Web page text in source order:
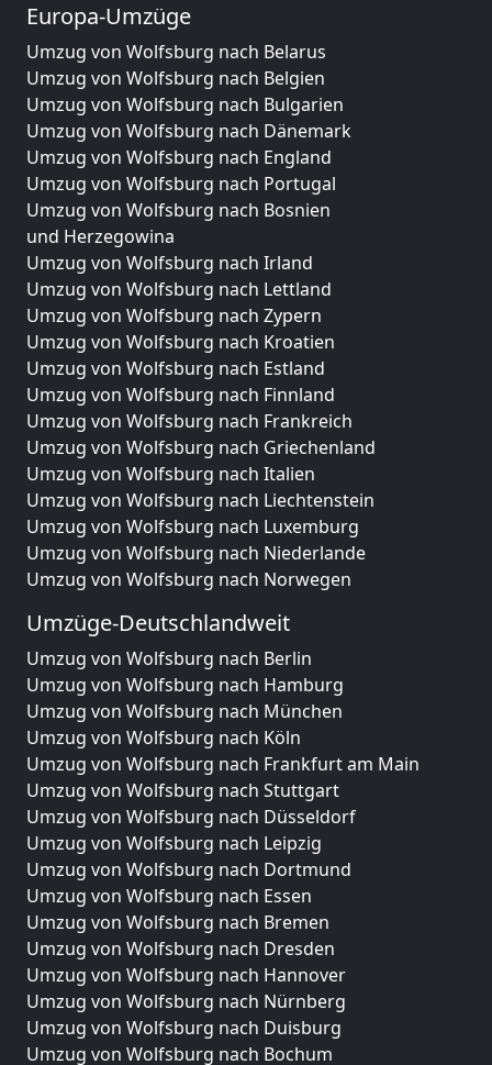
Europa-Umzüge
Umzug von Wolfsburg nach Belarus
Umzug von Wolfsburg nach Belgien
Umzug von Wolfsburg nach Bulgarien
Umzug von Wolfsburg nach Dänemark
Umzug von Wolfsburg nach England
Umzug von Wolfsburg nach Portugal
Umzug von Wolfsburg nach Bosnien
und Herzegowina
Umzug von Wolfsburg nach Irland
Umzug von Wolfsburg nach Lettland
Umzug von Wolfsburg nach Zypern
Umzug von Wolfsburg nach Kroatien
Umzug von Wolfsburg nach Estland
Umzug von Wolfsburg nach Finnland
Umzug von Wolfsburg nach Frankreich
Umzug von Wolfsburg nach Griechenland
Umzug von Wolfsburg nach Italien
Umzug von Wolfsburg nach Liechtenstein
Umzug von Wolfsburg nach Luxemburg
Umzug von Wolfsburg nach Niederlande
Umzug von Wolfsburg nach Norwegen
Umzüge-Deutschlandweit
Umzug von Wolfsburg nach Berlin
Umzug von Wolfsburg nach Hamburg
Umzug von Wolfsburg nach München
Umzug von Wolfsburg nach Köln
Umzug von Wolfsburg nach Frankfurt am Main
Umzug von Wolfsburg nach Stuttgart
Umzug von Wolfsburg nach Düsseldorf
Umzug von Wolfsburg nach Leipzig
Umzug von Wolfsburg nach Dortmund
Umzug von Wolfsburg nach Essen
Umzug von Wolfsburg nach Bremen
Umzug von Wolfsburg nach Dresden
Umzug von Wolfsburg nach Hannover
Umzug von Wolfsburg nach Nürnberg
Umzug von Wolfsburg nach Duisburg
Umzug von Wolfsburg nach Bochum